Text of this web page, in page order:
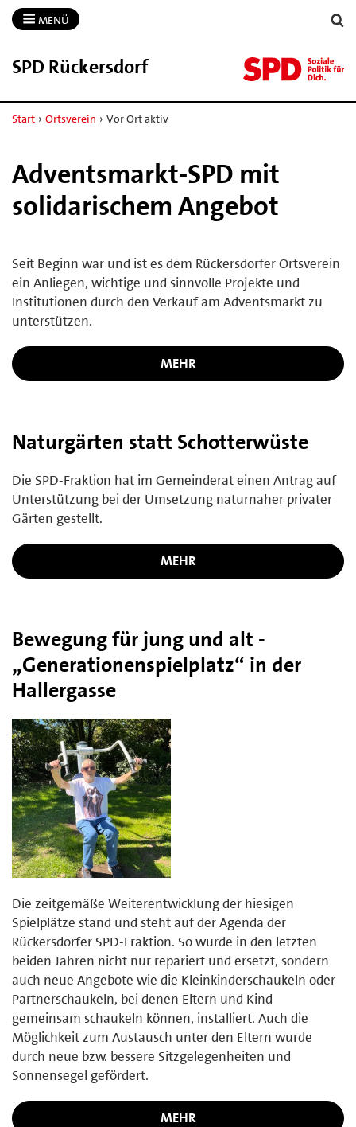
MENÜ
SPD Rückersdorf
Start › Ortsverein › Vor Ort aktiv
Adventsmarkt-SPD mit
solidarischem Angebot
Seit Beginn war und ist es dem Rückersdorfer Ortsverein
ein Anliegen, wichtige und sinnvolle Projekte und
Institutionen durch den Verkauf am Adventsmarkt zu
unterstützen.
MEHR
Naturgärten statt Schotterwüste
Die SPD-Fraktion hat im Gemeinderat einen Antrag auf
Unterstützung bei der Umsetzung naturnaher privater
Gärten gestellt.
MEHR
Bewegung für jung und alt -
„Generationenspielplatz“ in der
Hallergasse
Die zeitgemäße Weiterentwicklung der hiesigen
Spielplätze stand und steht auf der Agenda der
Rückersdorfer SPD-Fraktion. So wurde in den letzten
beiden Jahren nicht nur repariert und ersetzt, sondern
auch neue Angebote wie die Kleinkinderschaukeln oder
Partnerschaukeln, bei denen Eltern und Kind
gemeinsam schaukeln können, installiert. Auch die
Möglichkeit zum Austausch unter den Eltern wurde
durch neue bzw. bessere Sitzgelegenheiten und
Sonnensegel gefördert.
MEHR